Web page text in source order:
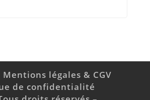
Mentions légales & CGV
de confidentialité